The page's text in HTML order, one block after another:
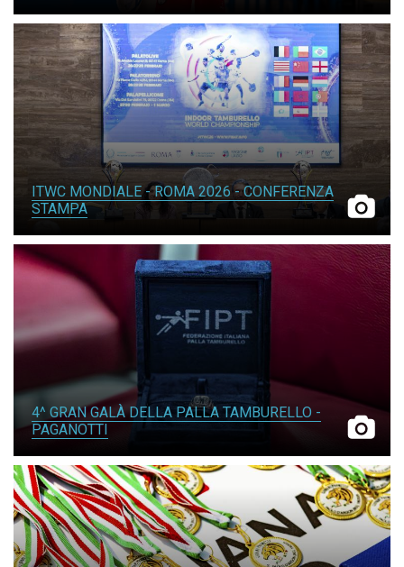
TESSERAMENTO
ITWC MONDIALE - ROMA 2026 - CONFERENZA
STAMPA
4^ GRAN GALÀ DELLA PALLA TAMBURELLO -
PAGANOTTI